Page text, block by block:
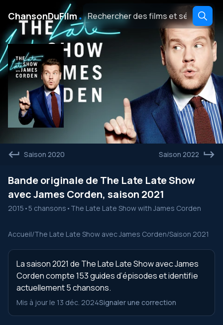
ChansonDuFilm․
Saison 2020 Saison 2022
Bande originale de The Late Late Show
avec James Corden, saison 2021
2015 •5 chansons • The Late Late Show with James Corden
Accueil/The Late Late Show avec James Corden/Saison 2021
La saison 2021 de The Late Late Show avec James
Corden compte 153 guides d’épisodes et identifie
actuellement 5 chansons.
Mis à jour le 13 déc. 2024Signaler une correction